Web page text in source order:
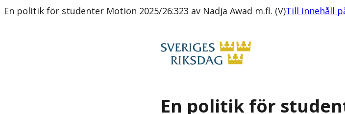
En politik för studenter Motion 2025/26:323 av Nadja Awad m.fl. (V)Till innehåll
En politik för